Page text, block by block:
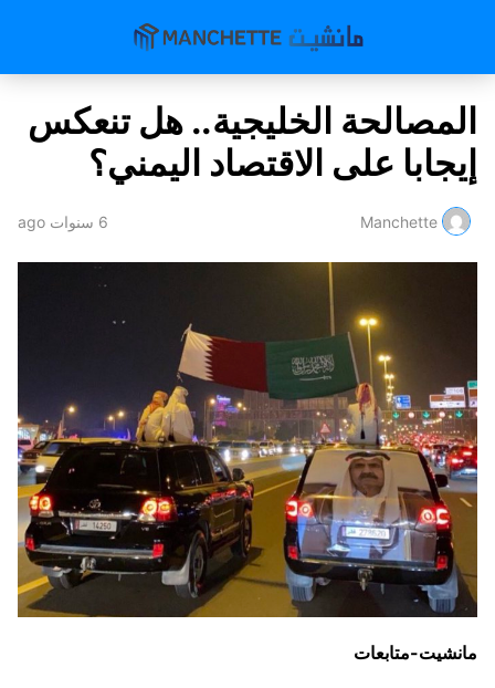
المصالحة الخليجية.. هل تنعكس
إيجابا على الاقتصاد اليمني؟
Manchette 6 سنوات ago
مانشيت-متابعات